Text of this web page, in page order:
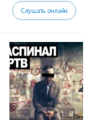
Слушать онлайн